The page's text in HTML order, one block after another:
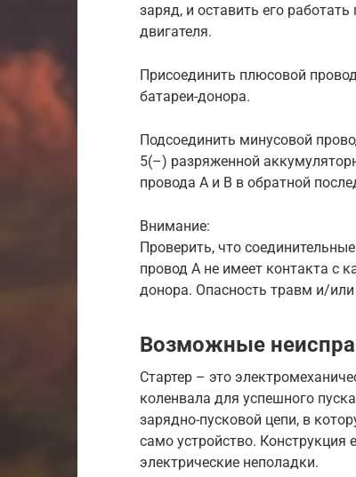
заряд, и оставить его
двигателя.
Присоединить плюсовой
батареи-донора.
Подсоединить минусовой
5(–) разряженной
провода A и B в обратной
Внимание:
Проверить, что
провод A не имеет контакта с
донора. Опасность травм и/
Возможные
Стартер – это
коленвала для успешного
зарядно-пусковой цепи, в
само устройство. Конструкция
электрические неполадки.